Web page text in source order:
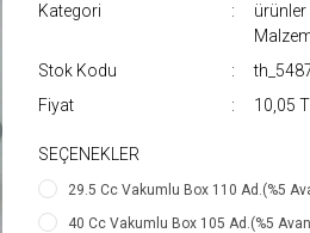
Kategori
ürünler
Stok Kodu
Fiyat
10,05
SEÇENEKLER
29.5 Cc Vakumlu Box 110 Ad.(%5
40 Cc Vakumlu Box 105 Ad.(%5